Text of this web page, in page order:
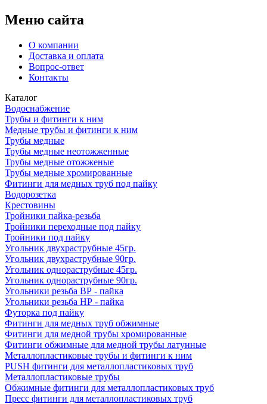
Меню сайта
О компании
Доставка и оплата
Вопрос-ответ
Контакты
Каталог
Водоснабжение
Трубы и фитинги к ним
Медные трубы и фитинги к ним
Трубы медные
Трубы медные неотожженные
Трубы медные отожженые
Трубы медные хромированные
Фитинги для медных труб под пайку
Водорозетка
Крестовины
Тройники пайка-резьба
Тройники переходные под пайку
Тройники под пайку
Угольник двухраструбные 45гр.
Угольник двухраструбные 90гр.
Угольник однораструбные 45гр.
Угольник однораструбные 90гр.
Угольники резьба ВР - пайка
Угольники резьба НР - пайка
Футорка под пайку
Фитинги для медных труб обжимные
Фитинги для медной трубы хромированные
Фитинги обжимные для медной трубы латунные
Металлопластиковые трубы и фитинги к ним
PUSH фитинги для металлопластиковых труб
Металлопластиковые трубы
Обжимные фитинги для металлопластиковых труб
Пресс фитинги для металлопластиковых труб